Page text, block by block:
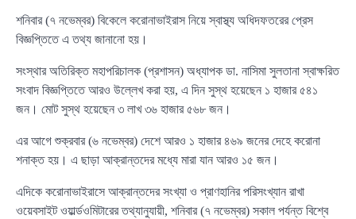
শনিবার (৭ নভেম্বর) বিকেলে করোনাভাইরাস নিয়ে স্বাস্থ্য অধিদফতরের প্রেস
বিজ্ঞপ্তিতে এ তথ্য জানানো হয়।
সংস্থার অতিরিক্ত মহাপরিচালক (প্রশাসন) অধ্যাপক ডা. নাসিমা সুলতানা স্বাক্ষরিত
সংবাদ বিজ্ঞপ্তিতে আরও উল্লেখ করা হয়, এ দিন সুস্থ হয়েছেন ১ হাজার ৫৪১
জন। মোট সুস্থ হয়েছেন ৩ লাখ ৩৬ হাজার ৫৬৮ জন।
এর আগে শুক্রবার (৬ নভেম্বর) দেশে আরও ১ হাজার ৪৬৯ জনের দেহে করোনা
শনাক্ত হয়। এ ছাড়া আক্রান্তদের মধ্যে মারা যান আরও ১৫ জন।
এদিকে করোনাভাইরাসে আক্রান্তদের সংখ্যা ও প্রাণহানির পরিসংখ্যান রাখা
ওয়েবসাইট ওয়ার্ল্ডওমিটারের তথ্যানুযায়ী, শনিবার (৭ নভেম্বর) সকাল পর্যন্ত বিশ্বে